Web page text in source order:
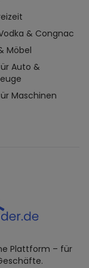
& Congnac
Möbel
Auto &
Maschinen
Plattform – für